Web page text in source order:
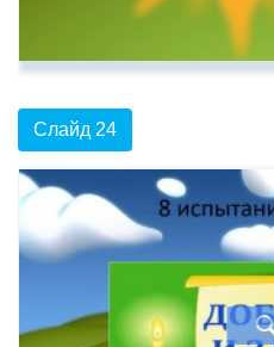
Слайд 24